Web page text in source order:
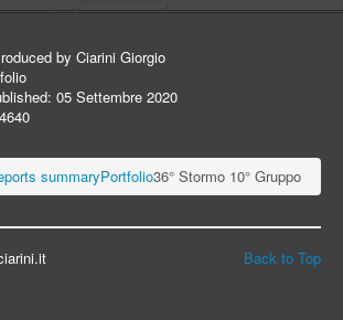
byCiarini Giorgio
05 Settembre 2020
summaryPortfolio36° Stormo 10° Gruppo
Back to Top